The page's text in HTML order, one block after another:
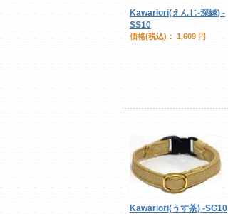
Kawariori(えんじ-深緑) -
SS10
価格(税込)： 1,609 円
Kawariori(うす茶) -SG10